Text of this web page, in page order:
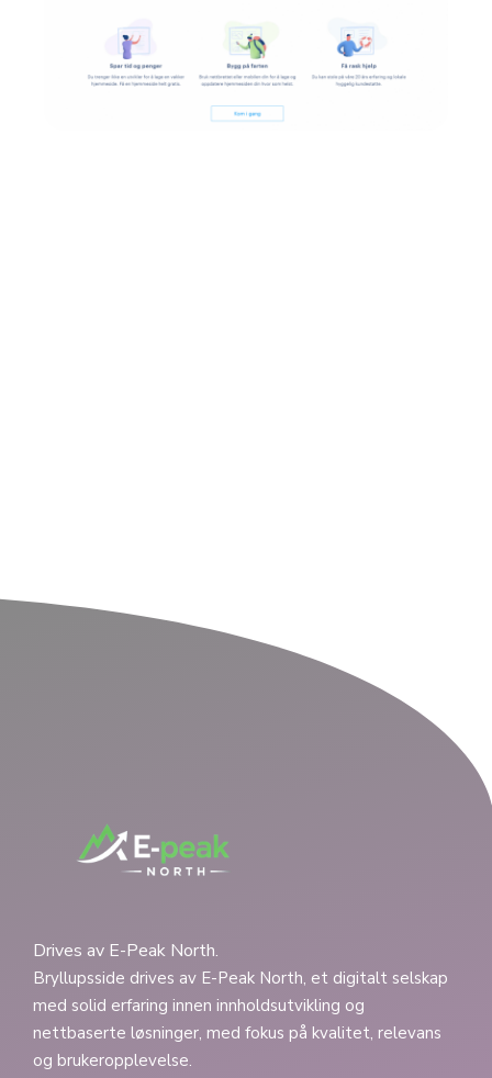
Drives av E-Peak North.
Bryllupsside drives av E-Peak North, et digitalt selskap
med solid erfaring innen innholdsutvikling og
nettbaserte løsninger, med fokus på kvalitet, relevans
og brukeropplevelse.